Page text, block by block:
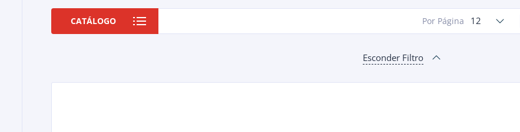
CATÁLOGO Por Página 12
Esconder Filtro